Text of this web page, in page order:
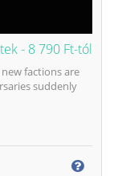
- 8 790 Ft-tól
factions are
suddenly